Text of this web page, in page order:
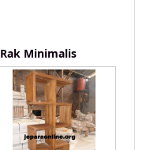
Rak Minimalis